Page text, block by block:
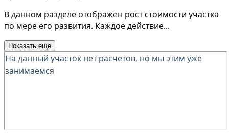
В данном разделе отображен рост стоимости участка
по мере его развития. Каждое действие...
Показать еще